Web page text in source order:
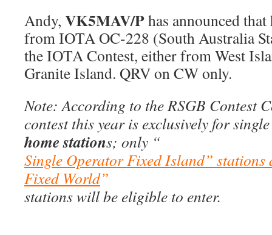
Andy, VK5MAV/Phas announced
from IOTA OC-228 (South Australia
the IOTA Contest, either from West
Granite Island. QRV on CW only.
Note: According to the RSGB Contest
contest this year is exclusively for
home stations; only “
Single Operator Fixed Island” stations
Fixed World”
stations will be eligible to enter.